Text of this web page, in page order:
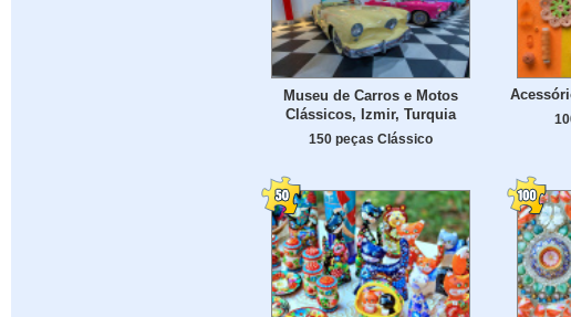
Museu de Carros e Motos
Clássicos, Izmir, Turquia
150 peças Clássico